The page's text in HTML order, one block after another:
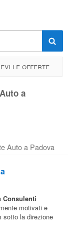
le offerte
a
Auto a Padova
Consulenti
motivati e
sotto la direzione